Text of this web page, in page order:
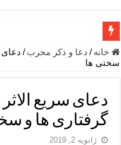
دعای جلب محبت فوری
معجزات دعای یا من اظهر
مهم ترین اذکار الهی و
دعا برای ترس بچه ها در
خانه / دعا و ذکر مجرب / دعای
سختی ها
دعای سریع الاثر
گرفتاری ها و
ژانویه 2, 2019